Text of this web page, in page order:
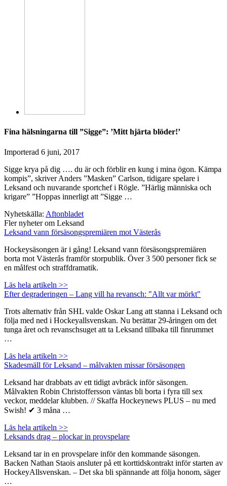
Fina hälsningarna till ”Sigge”: ’Mitt hjärta blöder!’
Importerad 6 juni, 2017
Sigge krya på dig …. du är och förblir en kung i mina ögon. Kämpa
kompis”, skriver Anders ”Masken” Carlson, tidigare spelare i
Leksand och nuvarande sportchef i Rögle. ”Härlig människa och
krigare” ”Hoppas innerligt att ”Sigge …
Nyhetskälla: Aftonbladet
Fler nyheter om Leksand
Leksand vann försäsongspremiären mot Västerås
Hockeysäsongen är i gång! Leksand vann försäsongspremiären
borta mot Västerås framför storpublik. Över 3 500 personer fick se
en målfest och straffdramatik.
Läs hela artikeln >>
Efter degraderingen – Lang vill ha revansch: "Allt var mörkt"
Trots alternativ från SHL valde Oskar Lang att stanna i Leksand och
följa med ned i Hockeyallsvenskan. Nu berättar 29-åringen om det
tunga året och revanschsuget att ta Leksand tillbaka till finrummet
…
Läs hela artikeln >>
Skadesmäll för Leksand – målvakten missar försäsongen
Leksand har drabbats av ett tidigt avbräck inför säsongen.
Målvakten Robin Christoffersson väntas bli borta i fyra till sex
veckor, meddelar klubben. // Skaffa Hockeynews PLUS – nu med
Swish! ✔ 3 måna …
Läs hela artikeln >>
Leksands drag – plockar in provspelare
Leksand tar in en provspelare inför den kommande säsongen.
Backen Nathan Staois ansluter på ett korttidskontrakt inför starten av
HockeyAllsvenskan. – Det ska bli spännande att följa honom, säger
…